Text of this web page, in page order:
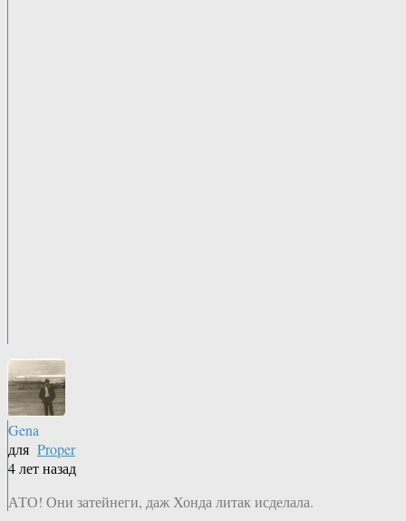
Gena
для Proper
4 лет назад
АТО! Они затейнеги, даж Хонда литак исделала.